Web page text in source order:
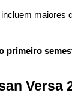
primeiro
Versa